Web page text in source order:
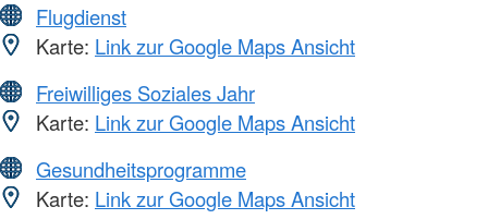
Flugdienst
Karte: Link zur Google Maps Ansicht
Freiwilliges Soziales Jahr
Karte: Link zur Google Maps Ansicht
Gesundheitsprogramme
Karte: Link zur Google Maps Ansicht